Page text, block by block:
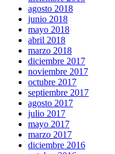
agosto 2018
junio 2018
mayo 2018
abril 2018
marzo 2018
diciembre 2017
noviembre 2017
octubre 2017
septiembre 2017
agosto 2017
julio 2017
mayo 2017
marzo 2017
diciembre 2016